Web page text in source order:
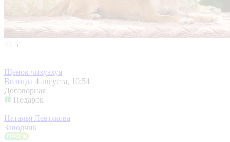
5
Щенок чихуахуа
Вологда 4 августа, 10:54
Договорная
Подарок
Наталья Левтякова
Заводчик